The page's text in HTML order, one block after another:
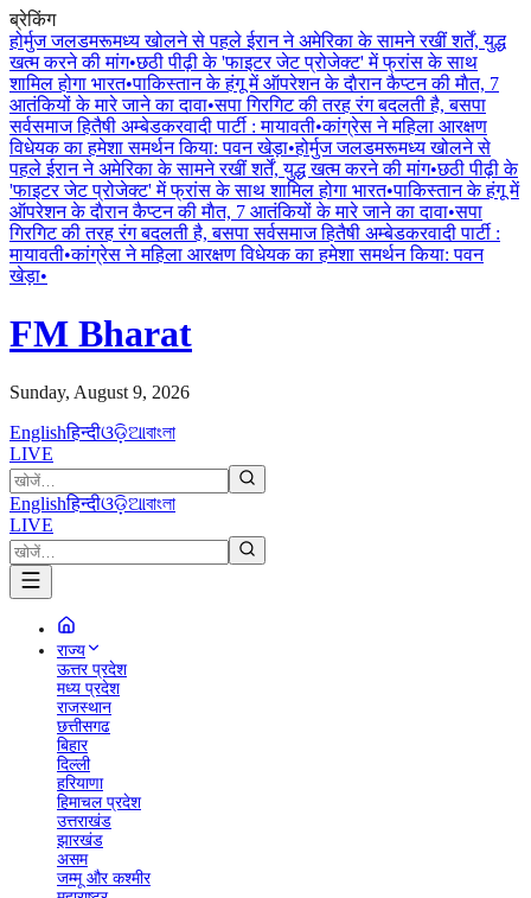
ब्रेकिंग
होर्मुज जलडमरूमध्य खोलने से पहले ईरान ने अमेरिका के सामने रखीं शर्तें, युद्ध
खत्म करने की मांग•छठी पीढ़ी के 'फाइटर जेट प्रोजेक्ट' में फ्रांस के साथ
शामिल होगा भारत•पाकिस्तान के हंगू में ऑपरेशन के दाैरान कैप्टन की माैत, 7
आतंकियों के मारे जाने का दावा•सपा गिरगिट की तरह रंग बदलती है, बसपा
सर्वसमाज हितैषी अम्बेडकरवादी पार्टी : मायावती•कांग्रेस ने महिला आरक्षण
विधेयक का हमेशा समर्थन किया: पवन खेड़ा•होर्मुज जलडमरूमध्य खोलने से
पहले ईरान ने अमेरिका के सामने रखीं शर्तें, युद्ध खत्म करने की मांग•छठी पीढ़ी के
'फाइटर जेट प्रोजेक्ट' में फ्रांस के साथ शामिल होगा भारत•पाकिस्तान के हंगू में
ऑपरेशन के दाैरान कैप्टन की माैत, 7 आतंकियों के मारे जाने का दावा•सपा
गिरगिट की तरह रंग बदलती है, बसपा सर्वसमाज हितैषी अम्बेडकरवादी पार्टी :
मायावती•कांग्रेस ने महिला आरक्षण विधेयक का हमेशा समर्थन किया: पवन
खेड़ा•
FM Bharat
Sunday, August 9, 2026
Englishहिन्दीଓଡ଼ିଆবাংলা
LIVE
Englishहिन्दीଓଡ଼ିଆবাংলা
LIVE
राज्य
ऊत्तर प्रदेश
मध्य प्रदेश
राजस्थान
छत्तीसगढ
बिहार
दिल्ली
हरियाणा
हिमाचल प्रदेश
उत्तराखंड
झारखंड
असम
जम्मू और कश्मीर